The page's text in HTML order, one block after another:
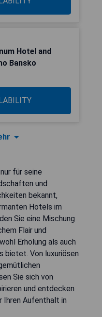
Hotel and
Bansko
für seine
und
bekannt,
Hotels im
Sie eine Mischung
Flair und
Erholung als auch
bietet. Von luxuriösen
Sie sich von
und entdecken
Ihren Aufenthalt in